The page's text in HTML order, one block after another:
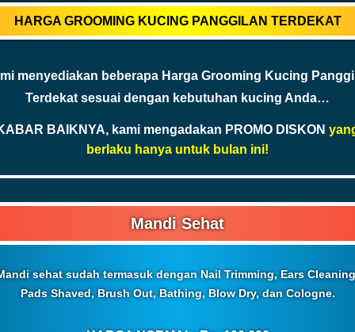
HARGA GROOMING KUCING PANGGILAN TERDEKAT
menyediakan beberapa Harga Grooming Kucing
Terdekat sesuai dengan kebutuhan kucing Anda…
BAIKNYA, kami mengadakan PROMO DISKON
berlaku hanya untuk bulan ini!
Mandi Sehat
sehat sudah termasuk dengan Nail Trimming, Ears
Pads Shaved, Brush Out, Bathing, Blow Dry, dan Cologne.